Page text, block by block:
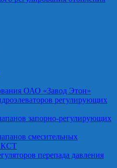
ОАО «Завод Этон»
регулирующих
запорно-регулирующих
смесительных
КСТ
перепада давления